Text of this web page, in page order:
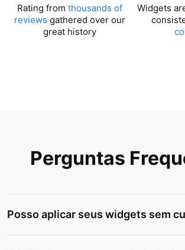
Rating from thousands of
reviews gathered over our
great history
Widgets
Perguntas
Posso aplicar seus widgets sem